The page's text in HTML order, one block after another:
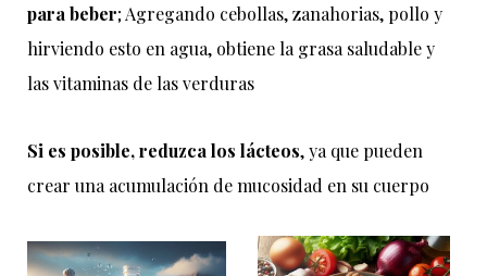
para beber; Agregando cebollas,zanahorias, pollo y
hirviendo esto en agua, obtiene la grasa saludabley
lasvitaminas de lasverduras
Si es posible,reduzca los lácteos,ya que pueden
crear una acumulación demucosidad en su cuerpo